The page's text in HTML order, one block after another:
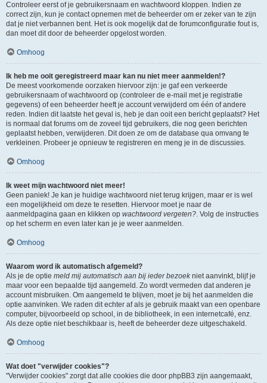
Controleer eerst of je gebruikersnaam en wachtwoord kloppen. Indien ze
correct zijn, kun je contact opnemen met de beheerder om er zeker van te zijn
dat je niet verbannen bent. Het is ook mogelijk dat de forumconfiguratie fout is,
dan moet dit door de beheerder opgelost worden.
Omhoog
Ik heb me ooit geregistreerd maar kan nu niet meer aanmelden!?
De meest voorkomende oorzaken hiervoor zijn: je gaf een verkeerde
gebruikersnaam of wachtwoord op (controleer de e-mail met je registratie
gegevens) of een beheerder heeft je account verwijderd om één of andere
reden. Indien dit laatste het geval is, heb je dan ooit een bericht geplaatst? Het
is normaal dat forums om de zoveel tijd gebruikers, die nog geen berichten
geplaatst hebben, verwijderen. Dit doen ze om de database qua omvang te
verkleinen. Probeer je opnieuw te registreren en meng je in de discussies.
Omhoog
Ik weet mijn wachtwoord niet meer!
Geen paniek! Je kan je huidige wachtwoord niet terug krijgen, maar er is wel
een mogelijkheid om deze te resetten. Hiervoor moet je naar de
aanmeldpagina gaan en klikken op wachtwoord vergeten?. Volg de instructies
op het scherm en even later kan je je weer aanmelden.
Omhoog
Waarom word ik automatisch afgemeld?
Als je de optie meld mij automatisch aan bij ieder bezoekniet aanvinkt, blijf je
maar voor een bepaalde tijd aangemeld. Zo wordt vermeden dat anderen je
account misbruiken. Om aangemeld te blijven, moet je bij het aanmelden die
optie aanvinken. We raden dit echter af als je gebruik maakt van een openbare
computer, bijvoorbeeld op school, in de bibliotheek, in een internetcafé, enz.
Als deze optie niet beschikbaar is, heeft de beheerder deze uitgeschakeld.
Omhoog
Wat doet "verwijder cookies"?
"Verwijder cookies" zorgt dat alle cookies die door phpBB3 zijn aangemaakt,